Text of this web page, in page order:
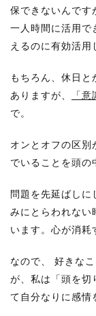
保できないんです
一人時間に活用で
えるのに有効活用
もちろん、休日と
ありますが、
「
で。
オンとオフの区別
でいることを頭の
問題を先延ばしに
みにとらわれない
います。心が消耗
なので、 好きな
が、私は「頭を切
て自分なりに感情